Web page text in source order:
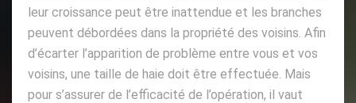
leur croissance peut être inattendue et les branches
peuvent débordées dans la propriété des voisins. Afin
d’écarter l’apparition de problème entre vous et vos
voisins, une taille de haie doit être effectuée. Mais
pour s’assurer de l’efficacité de l’opération, il vaut